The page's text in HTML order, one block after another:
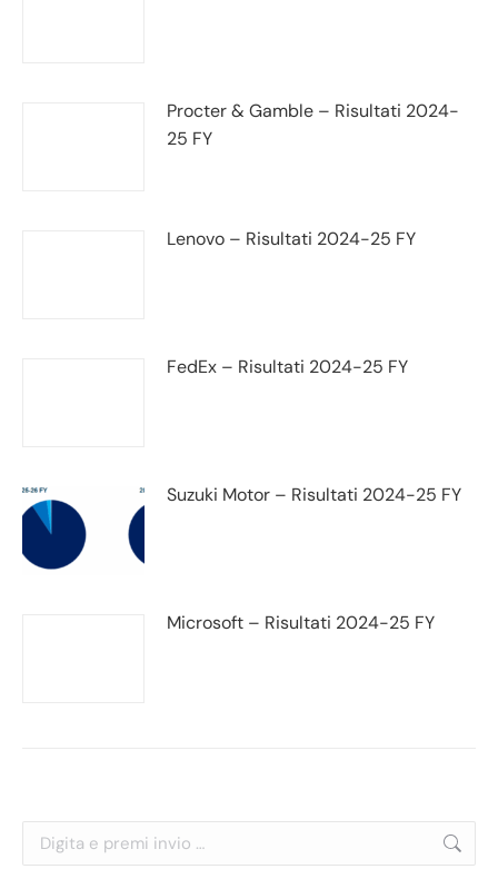
Procter & Gamble – Risultati 2024-
25 FY
Lenovo – Risultati 2024-25 FY
FedEx – Risultati 2024-25 FY
Suzuki Motor – Risultati 2024-25 FY
Microsoft – Risultati 2024-25 FY
Cerca: